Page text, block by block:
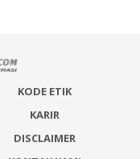
KODE ETIK
KARIR
DISCLAIMER